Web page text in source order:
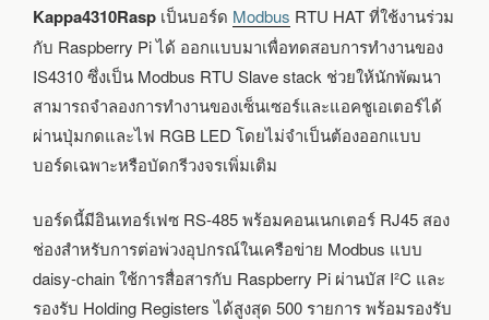
RASPBERRY
ที่
ใช้
IS4310
แบบ
Kappa4310Rasp เป็นบอร์ด Modbus RTU HAT ที่ใช้งานร่วม
กับ Raspberry Pi ได้ ออกแบบมาเพื่อทดสอบการทำงานของ
IS4310 ซึ่งเป็น Modbus RTU Slave stack ช่วยให้นักพัฒนา
สามารถจำลองการทำงานของเซ็นเซอร์และแอคชูเอเตอร์ได้
ผ่านปุ่มกดและไฟ RGB LED โดยไม่จำเป็นต้องออกแบบ
บอร์ดเฉพาะหรือบัดกรีวงจรเพิ่มเติม
บอร์ดนี้มีอินเทอร์เฟซ RS-485 พร้อมคอนเนกเตอร์ RJ45 สอง
ช่องสำหรับการต่อพ่วงอุปกรณ์ในเครือข่าย Modbus แบบ
daisy-chain ใช้การสื่อสารกับ Raspberry Pi ผ่านบัส I²C และ
รองรับ Holding Registers ได้สูงสุด 500 รายการ พร้อมรองรับ